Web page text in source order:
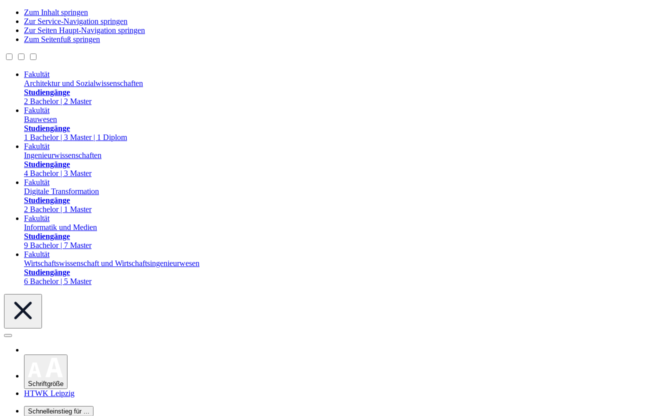
Zum Inhalt springen
Zur Service-Navigation springen
Zur Seiten Haupt-Navigation springen
Zum Seitenfuß springen
Fakultät
Architektur und Sozialwissenschaften
Studiengänge
2 Bachelor | 2 Master
Fakultät
Bauwesen
Studiengänge
1 Bachelor | 3 Master | 1 Diplom
Fakultät
Ingenieurwissenschaften
Studiengänge
4 Bachelor | 3 Master
Fakultät
Digitale Transformation
Studiengänge
2 Bachelor | 1 Master
Fakultät
Informatik und Medien
Studiengänge
9 Bachelor | 7 Master
Fakultät
Wirtschaftswissenschaft und Wirtschaftsingenieurwesen
Studiengänge
6 Bachelor | 5 Master
Schriftgröße
HTWK Leipzig
Schnelleinstieg für ...